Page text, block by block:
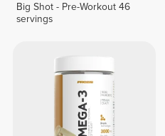
Big Shot - Pre-Workout 46
servings